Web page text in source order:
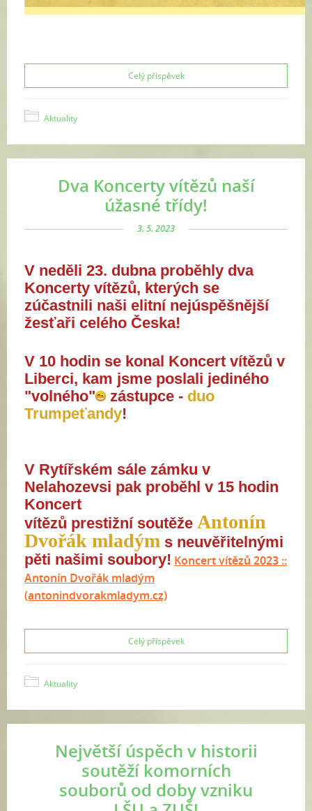
Celý příspěvek
Aktuality
Dva Koncerty vítězů naší
úžasné třídy!
3. 5. 2023
V neděli 23. dubna proběhly dva
Koncerty vítězů, kterých se
zúčastnili naši elitní nejúspěšnější
žesťaři celého Česka!
V 10 hodin se konal Koncert vítězů v
Liberci, kam jsme poslali jediného
"volného"
zástupce - duo
Trumpeťandy!
V Rytířském sále zámku v
Nelahozevsi pak proběhl v 15 hodin
Koncert
vítězů prestižní soutěže Antonín
Dvořák mladým s neuvěřitelnými
pěti našimi soubory! Koncert vítězů 2023 ::
Antonín Dvořák mladým
(antonindvorakmladym.cz)
Celý příspěvek
Aktuality
Největší úspěch v historii
soutěží komorních
souborů od doby vzniku